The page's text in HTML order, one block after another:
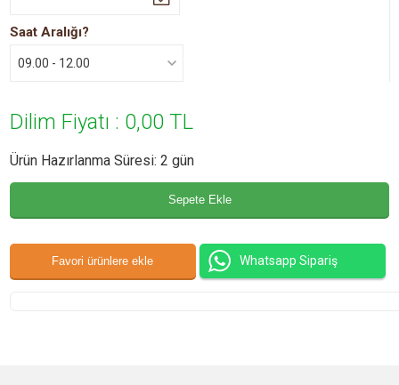
Parça Çikolatalı
Fıstık Çikolatalı
Saat Aralığı?
Dilim Fiyatı : 0,00 TL
Ürün Hazırlanma Süresi: 2 gün
Whatsapp Sipariş